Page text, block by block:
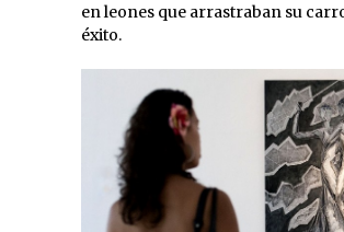
en leones que arrastraban su
éxito.